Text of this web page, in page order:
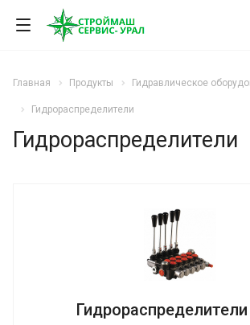
Главная Продукты Гидравлическое
Гидрораспределители
Гидрораспределители